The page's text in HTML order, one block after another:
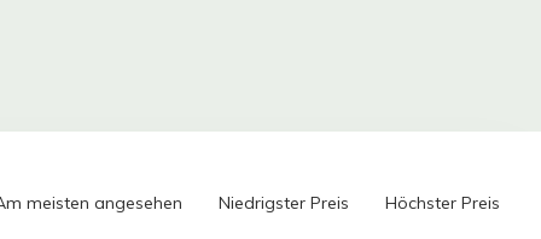
meisten angesehen Niedrigster Preis Höchster Preis